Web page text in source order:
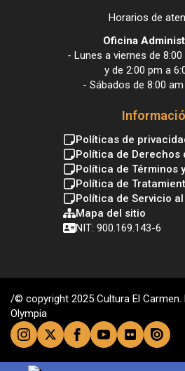
Horarios de
Oficina
- Lunes a viernes de
y de 2:00 pm a
- Sábados de 8:00
Políticas de
Política de Derechos
Política de Términos
Política de
Política de Servicio
Mapa del sitio
NIT: 900.169.143-6
/© copyright 2025 Cultura El
Olympia